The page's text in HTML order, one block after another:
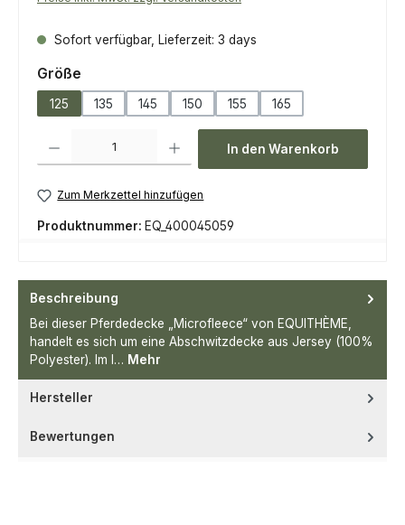
Sofort verfügbar, Lieferzeit: 3 days
Größe
125 135 145 150 155 165
In den Warenkorb
Zum Merkzettel hinzufügen
Produktnummer: EQ_400045059
Beschreibung
Bei dieser Pferdedecke „Microfleece“ von EQUITHÈME,
handelt es sich um eine Abschwitzdecke aus Jersey (100%
Polyester). Im I… Mehr
Hersteller
Bewertungen